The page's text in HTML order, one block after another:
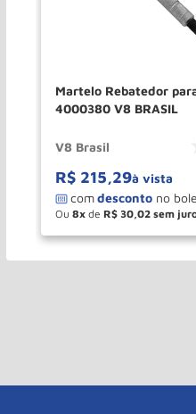
Martelo Rebatedor
4000380 V8 BRASIL
V8 Brasil
R$ 215,29à vista
Ou 8 de R$ 30,02
＋
－